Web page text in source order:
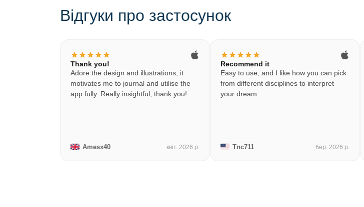
Відгуки про застосунок
star star star star star
Thank you!
Adore the design and illustrations, it
motivates me to journal and utilise the
app fully. Really insightful, thank you!
Amesx40 квіт. 2026 р.
star star star star star
Recommend it
Easy to use, and I like how you can pick
from different disciplines to interpret
your dream.
Tnc711 бер. 2026 р.